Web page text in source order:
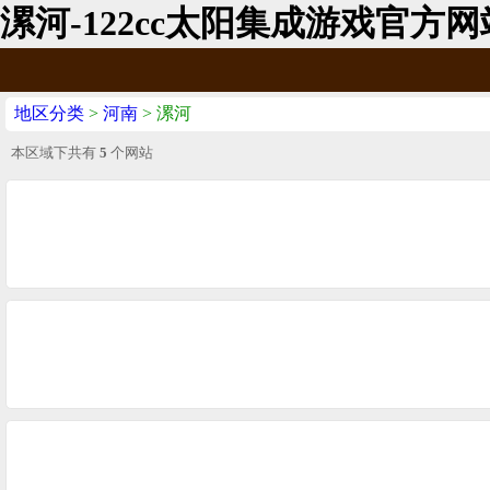
漯河-122cc太阳集成游戏官方网
地区分类 > 河南 > 漯河
本区域下共有 5 个网站